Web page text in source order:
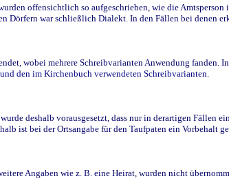
offensichtlich so aufgeschrieben, wie die
Dörfern war schließlich Dialekt. In den Fällen bei denen
wobei mehrere Schreibvarianten Anwendung fanden.
den im Kirchenbuch verwendeten Schreibvarianten.
deshalb vorausgesetzt, dass nur in derartigen Fällen
ist bei der Ortsangabe für den Taufpaten ein Vorbehalt
Angaben wie z. B. eine Heirat, wurden nicht